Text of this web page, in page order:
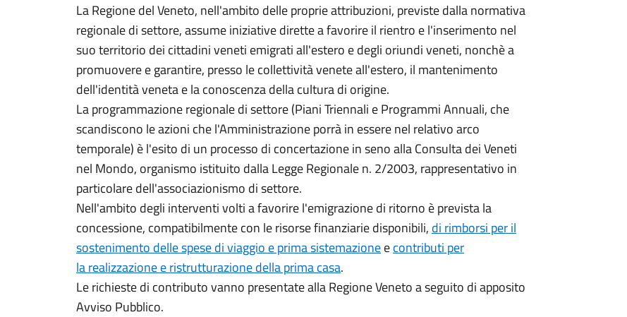
La Regione del Veneto, nell'ambito delle proprie attribuzioni, previste dalla normativa
regionale di settore, assume iniziative dirette a favorire il rientro e l'inserimento nel
suo territorio dei cittadini veneti emigrati all'estero e degli oriundi veneti, nonchè a
promuovere e garantire, presso le collettività venete all'estero, il mantenimento
dell'identità veneta e la conoscenza della cultura di origine.
La programmazione regionale di settore (Piani Triennali e Programmi Annuali, che
scandiscono le azioni che l'Amministrazione porrà in essere nel relativo arco
temporale) è l'esito di un processo di concertazione in seno alla Consulta dei Veneti
nel Mondo, organismo istituito dalla Legge Regionale n. 2/2003, rappresentativo in
particolare dell'associazionismo di settore.
Nell'ambito degli interventi volti a favorire l'emigrazione di ritorno è prevista la
concessione, compatibilmente con le risorse finanziarie disponibili, di rimborsi per il
sostenimento delle spese di viaggio e prima sistemazioneecontributi per
la realizzazione e ristrutturazione della prima casa.
Le richieste di contributo vanno presentate alla Regione Veneto a seguito di apposito
Avviso Pubblico.